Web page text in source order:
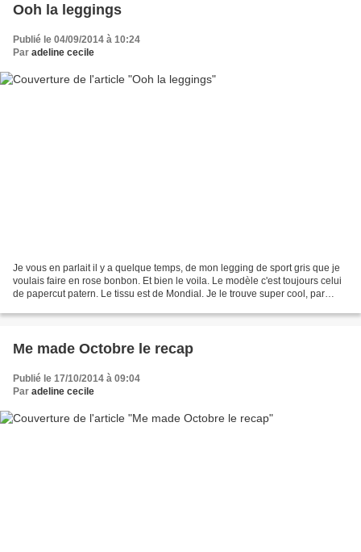
Ooh la leggings
Publié le 04/09/2014 à 10:24
Par adeline cecile
Je vous en parlait il y a quelque temps, de mon legging de sport gris que je
voulais faire en rose bonbon. Et bien le voila. Le modèle c'est toujours celui
de papercut patern. Le tissu est de Mondial. Je le trouve super cool, par
Me made Octobre le recap
Publié le 17/10/2014 à 09:04
Par adeline cecile